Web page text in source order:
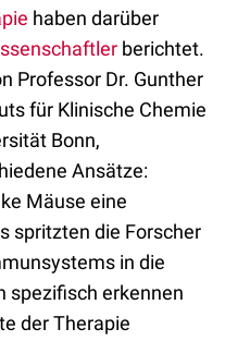
haben darüber
berichtet.
Professor Dr. Gunther
für Klinische Chemie
Bonn,
Ansätze:
Mäuse eine
spritzten die Forscher
in die
spezifisch erkennen
der Therapie